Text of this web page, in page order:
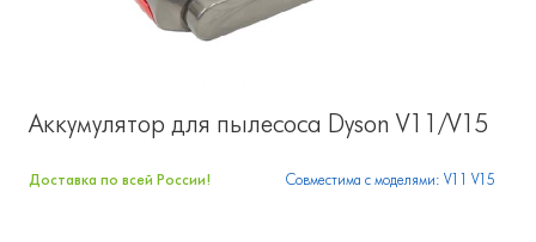
Аккумулятор для пылесоса Dyson V11/V15
Доставка по всей России! Совместима с моделями: V11 V15